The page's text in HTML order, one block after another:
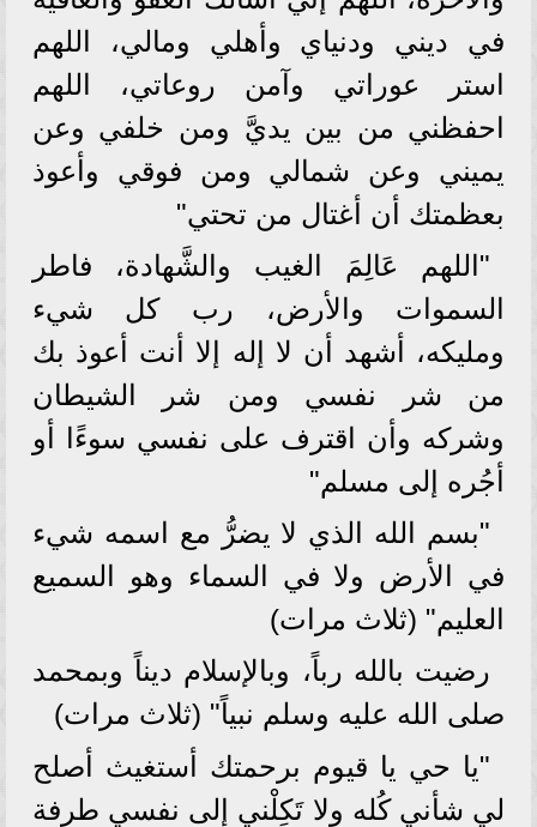
في ديني ودنياي وأهلي ومالي، اللهم
استر عوراتي وآمن روعاتي، اللهم
احفظني من بين يديَّ ومن خلفي وعن
يميني وعن شمالي ومن فوقي وأعوذ
بعظمتك أن أغتال من تحتي"
"اللهم عَالِمَ الغيب والشَّهادة، فاطر
السموات والأرض، رب كل شيء
ومليكه، أشهد أن لا إله إلا أنت أعوذ بك
من شر نفسي ومن شر الشيطان
وشركه وأن اقترف على نفسي سوءًا أو
أجُره إلى مسلم"
"بسم الله الذي لا يضرُّ مع اسمه شيء
في الأرض ولا في السماء وهو السميع
العليم" (ثلاث مرات)
رضيت بالله رباً، وبالإسلام ديناً وبمحمد
صلى الله عليه وسلم نبياً" (ثلاث مرات)
"يا حي يا قيوم برحمتك أستغيث أصلح
لي شأني كُله ولا تَكِلْني إلى نفسي طرفة